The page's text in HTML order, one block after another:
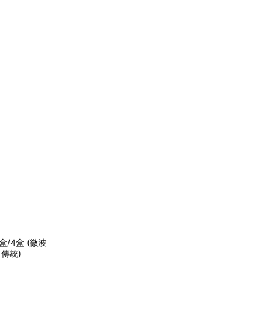
/4盒 (微波
統)